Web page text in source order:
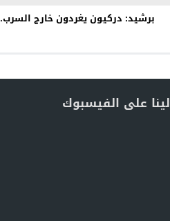
برشيد: دركيون يغردون خارج السرب.
على الفيسبوك